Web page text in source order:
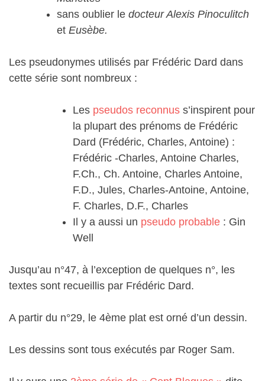
sans oublier le docteur Alexis Pinoculitch
et Eusèbe.
Les pseudonymes utilisés par Frédéric Dard dans
cette série sont nombreux :
Les pseudos reconnus s’inspirent pour
la plupart des prénoms de Frédéric
Dard (Frédéric, Charles, Antoine) :
Frédéric -Charles, Antoine Charles,
F.Ch., Ch. Antoine, Charles Antoine,
F.D., Jules, Charles-Antoine, Antoine,
F. Charles, D.F., Charles
Il y a aussi un pseudo probable : Gin
Well
Jusqu’au n°47, à l’exception de quelques n°, les
textes sont recueillis par Frédéric Dard.
A partir du n°29, le 4ème plat est orné d’un dessin.
Les dessins sont tous exécutés par Roger Sam.